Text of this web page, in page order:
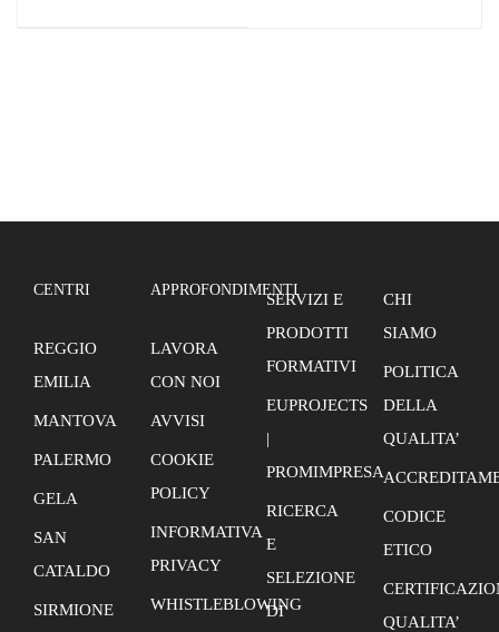
CENTRI
REGGIO
EMILIA
MANTOVA
PALERMO
GELA
SAN
CATALDO
SIRMIONE
APPROFONDIMENTI
LAVORA
CON NOI
AVVISI
COOKIE
POLICY
INFORMATIVA
PRIVACY
WHISTLEBLOWING
SERVIZI E
PRODOTTI
FORMATIVI
EUPROJECTS
|
PROMIMPRESA
RICERCA
E
SELEZIONE
DI
CHI
SIAMO
POLITICA
DELLA
QUALITA’
CODICE
ETICO
QUALITA’